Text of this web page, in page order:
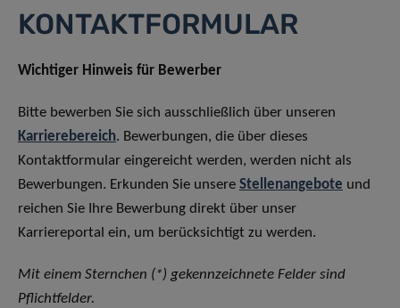
KONTAKTFORMULAR
Wichtiger Hinweis für Bewerber
Bitte bewerben Sie sich ausschließlich über unseren
Karrierebereich. Bewerbungen, die über dieses
Kontaktformular eingereicht werden, werden nicht als
Bewerbungen. Erkunden Sie unsere Stellenangebote und
reichen Sie Ihre Bewerbung direkt über unser
Karriereportal ein, um berücksichtigt zu werden.
Mit einem Sternchen (*) gekennzeichnete Felder sind
Pflichtfelder.